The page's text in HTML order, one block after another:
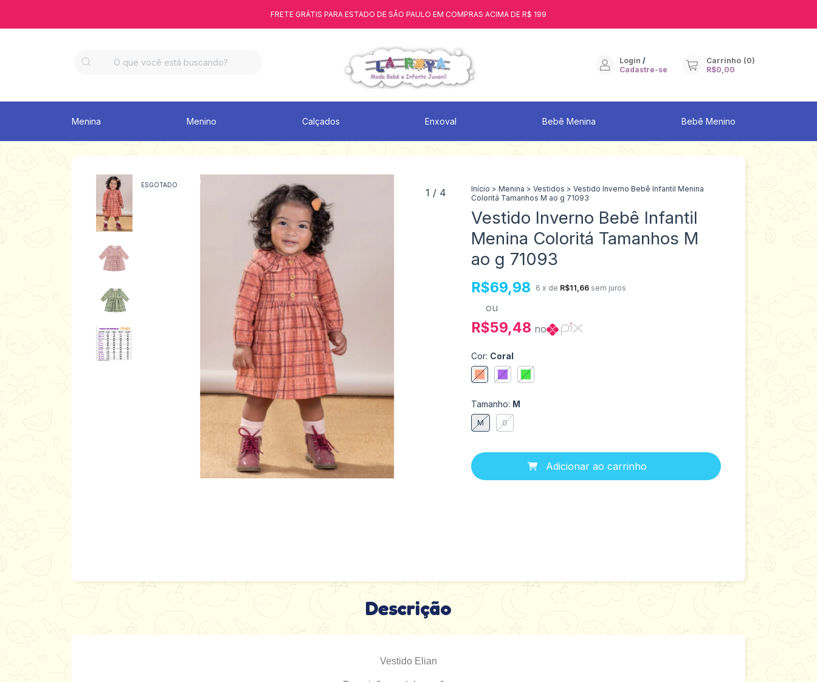
FRETE GRÁTIS PARA ESTADO DE SÃO PAULO EM COMPRAS ACIMA DE R$ 199
Login /
Cadastre-se
Carrinho (0)
R$0,00
Menina Menino Calçados Enxoval Bebê Menina Bebê Menino
ESGOTADO
1 / 4 Início > Menina > Vestidos > Vestido Inverno Bebê Infantil Menina
Coloritá Tamanhos M ao g 71093
Vestido Inverno Bebê Infantil
Menina Coloritá Tamanhos M
ao g 71093
R$69,98 6 x de R$11,66 sem juros
ou
R$59,48 no
Cor: Coral
Tamanho: M
M G
Descrição
Vestido Elian